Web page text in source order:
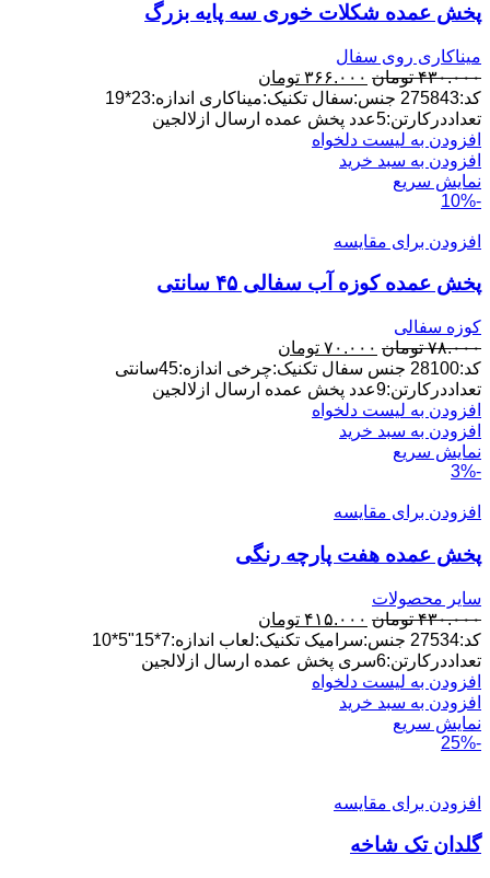
پخش عمده شکلات خوری سه پایه بزرگ
میناکاری روی سفال
۴۳۰.۰۰۰ تومان قیمت
اصلی:
۴۳۰.۰۰۰ تومان
بود.
۳۶۶.۰۰۰ تومان
فعلی:
۳۶۶.۰۰۰ تومان.
کد:275843 جنس:سفال تکنیک:میناکاری اندازه:23*19
تعداددرکارتن:5عدد پخش عمده ارسال ازلالجین
افزودن به لیست دلخواه
افزودن به سبد خرید
نمایش سریع
-10%
افزودن برای مقایسه
پخش عمده کوزه آب سفالی ۴۵ سانتی
کوزه سفالی
۷۸.۰۰۰ تومان قیمت
اصلی:
۷۸.۰۰۰ تومان
بود.
۷۰.۰۰۰ تومان
فعلی:
۷۰.۰۰۰ تومان.
کد:28100 جنس سفال تکنیک:چرخی اندازه:45سانتی
تعداددرکارتن:9عدد پخش عمده ارسال ازلالجین
افزودن به لیست دلخواه
افزودن به سبد خرید
نمایش سریع
-3%
افزودن برای مقایسه
پخش عمده هفت پارچه رنگی
سایر محصولات
۴۳۰.۰۰۰ تومان قیمت
اصلی:
۴۳۰.۰۰۰ تومان
بود.
۴۱۵.۰۰۰ تومان
فعلی:
۴۱۵.۰۰۰ تومان.
کد:27534 جنس:سرامیک تکنیک:لعاب اندازه:7*15"5*10
تعداددرکارتن:6سری پخش عمده ارسال ازلالجین
افزودن به لیست دلخواه
افزودن به سبد خرید
نمایش سریع
-25%
افزودن برای مقایسه
گلدان تک شاخه